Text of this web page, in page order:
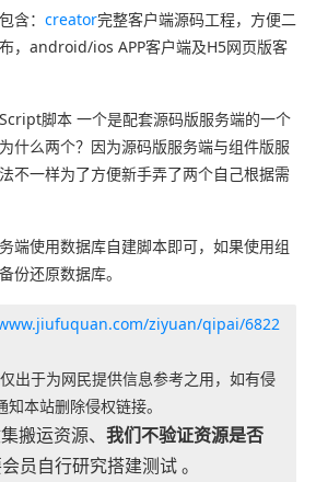
含： creator完整客户端源码工程，方便二
，android/ios APP客户端及H5网页版客
脚本 一个是配套源码版服务端的一个
什么两个？因为源码版服务端与组件版服
不一样为了方便新手弄了两个自己根据需
端使用数据库自建脚本即可，如果使用组
份还原数据库。
ziyuan/qipai/6822
出于为网民提供信息参考之用，如有侵
本站删除侵权链接。
搬运资源、 我们不验证资源是否
员自行研究搭建测试 。